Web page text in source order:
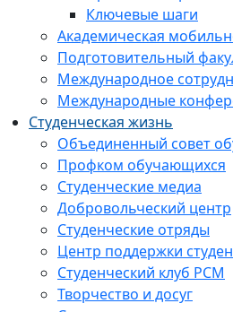
Ключевые шаги
Академическая
Подготовительный
Международное
Международные
Студенческая жизнь
Объединенный совет
Профком обучающихся
Студенческие медиа
Добровольческий центр
Студенческие отряды
Центр поддержки
Студенческий клуб РСМ
Творчество и досуг